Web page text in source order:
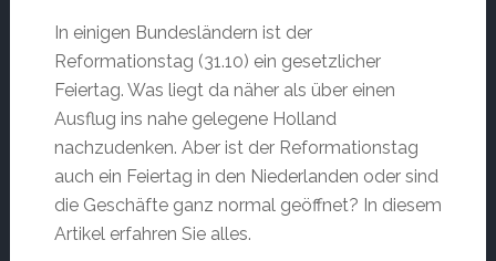
In einigen Bundesländern ist der
Reformationstag (31.10) ein gesetzlicher
Feiertag. Was liegt da näher als über einen
Ausflug ins nahe gelegene Holland
nachzudenken. Aber ist der Reformationstag
auch ein Feiertag in den Niederlanden oder sind
die Geschäfte ganz normal geöffnet? In diesem
Artikel erfahren Sie alles.